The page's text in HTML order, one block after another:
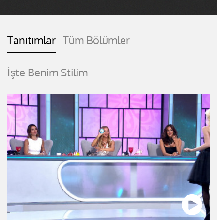
Tanıtımlar Tüm Bölümler
İşte Benim Stilim